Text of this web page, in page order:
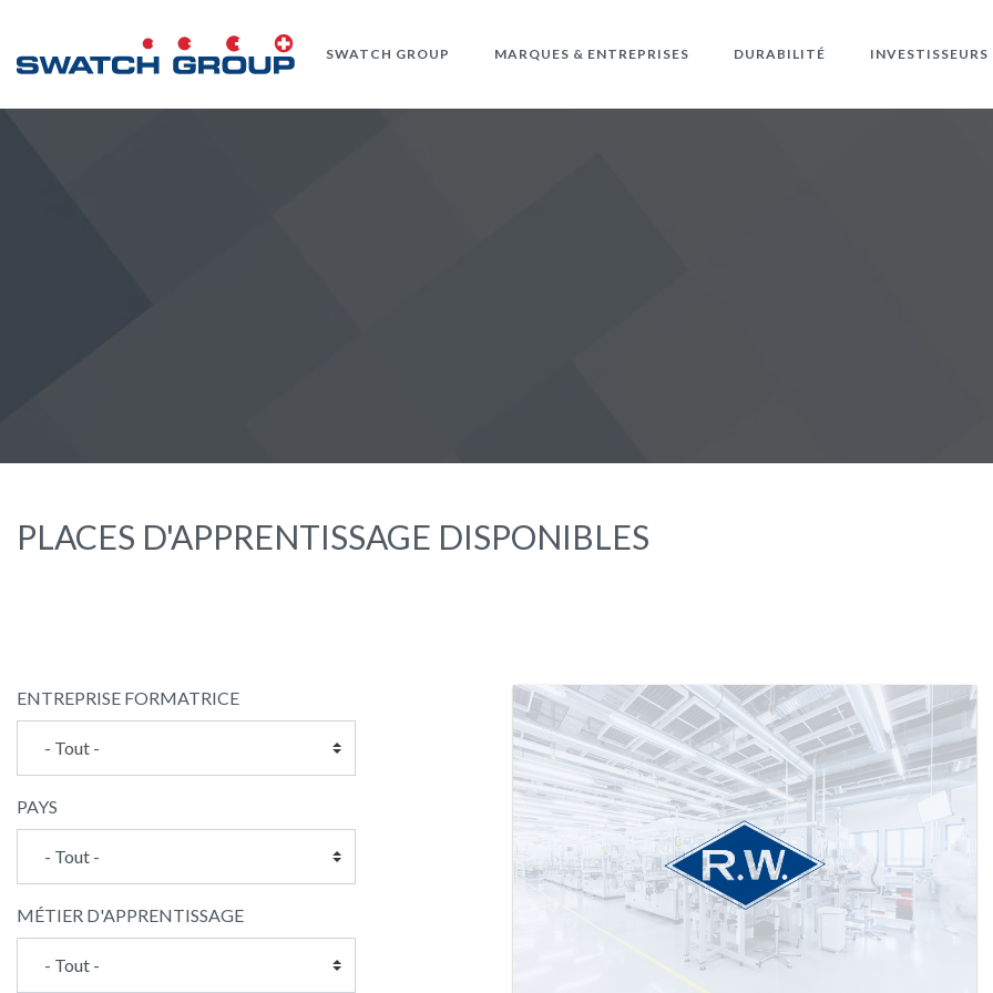
contenu
SWATCH GROUP MARQUES & ENTREPRISES DURABILITÉ INVESTISSEURS
PLACES D'APPRENTISSAGE DISPONIBLES
ENTREPRISE FORMATRICE
PAYS
MÉTIER D'APPRENTISSAGE